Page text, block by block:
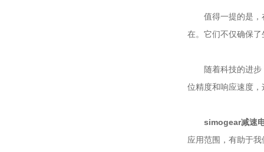
值得一提的是，在
在。它们不仅确保
随着科技的进步，
位精度和响应速度
simogear减速
应用范围，有助于